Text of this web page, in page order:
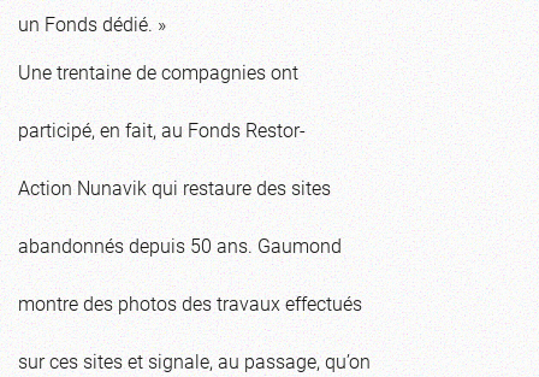
un Fonds dédié. »
Une trentaine de compagnies ont
participé, en fait, au Fonds Restor-
Action Nunavik qui restaure des sites
abandonnés depuis 50 ans. Gaumond
montre des photos des travaux effectués
sur ces sites et signale, au passage, qu’on